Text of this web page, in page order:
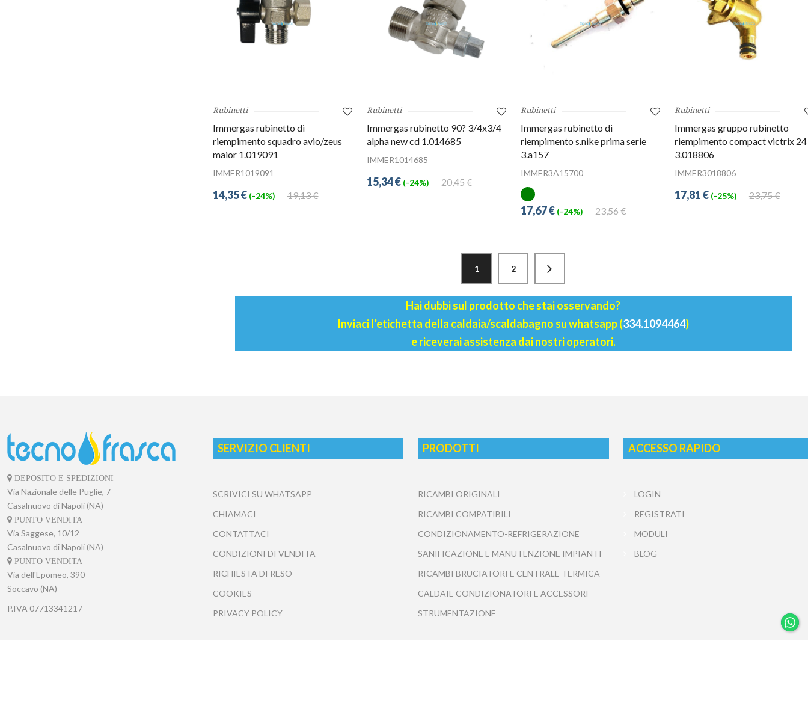
Rubinetti
Immergas rubinetto di
riempimento squadro avio/zeus
maior 1.019091
IMMER1019091
19,13 €
14,35 € (-24%)
Rubinetti
Immergas rubinetto 90? 3/4x3/4
alpha new cd 1.014685
IMMER1014685
20,45 €
15,34 € (-24%)
Rubinetti
Immergas rubinetto di
riempimento s.nike prima serie
3.a157
IMMER3A15700
23,56 €
17,67 € (-24%)
Rubinetti
Immergas gruppo rubinetto
riempimento compact victrix 24
3.018806
IMMER3018806
23,75 €
17,81 € (-25%)
1 2
Hai dubbi sul prodotto che stai osservando?
Inviaci l’etichetta della caldaia/scaldabagno su whatsapp (334.1094464)
e riceverai assistenza dai nostri operatori.
DEPOSITO E SPEDIZIONI
Via Nazionale delle Puglie, 7
Casalnuovo di Napoli (NA)
PUNTO VENDITA
Via Saggese, 10/12
Casalnuovo di Napoli (NA)
PUNTO VENDITA
Via dell'Epomeo, 390
Soccavo (NA)
P.IVA 07713341217
SERVIZIO CLIENTI
SCRIVICI SU WHATSAPP
CHIAMACI
CONTATTACI
CONDIZIONI DI VENDITA
RICHIESTA DI RESO
COOKIES
PRIVACY POLICY
PRODOTTI
RICAMBI ORIGINALI
RICAMBI COMPATIBILI
CONDIZIONAMENTO-REFRIGERAZIONE
SANIFICAZIONE E MANUTENZIONE IMPIANTI
RICAMBI BRUCIATORI E CENTRALE TERMICA
CALDAIE CONDIZIONATORI E ACCESSORI
STRUMENTAZIONE
ACCESSO RAPIDO
LOGIN
REGISTRATI
MODULI
BLOG